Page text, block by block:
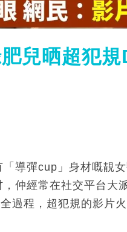
兒晒超犯
導彈cup」身材嘅靚
仲經常在社交平台大
過程，超犯規的影片火